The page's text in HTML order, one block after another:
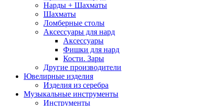
Нарды + Шахматы
Шахматы
Ломберные столы
Аксессуары для нард
Аксессуары
Фишки для нард
Кости. Зары
Другие производители
Ювелирные изделия
Изделия из серебра
Музыкальные инструменты
Инструменты